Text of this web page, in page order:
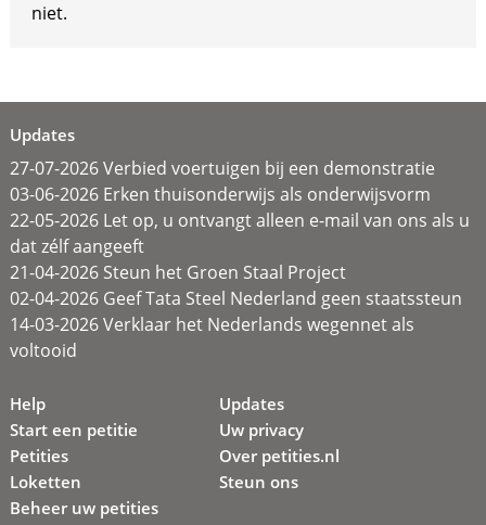
niet.
Updates
27-07-2026 Verbied voertuigen bij een demonstratie
03-06-2026 Erken thuisonderwijs als onderwijsvorm
22-05-2026 Let op, u ontvangt alleen e-mail van ons als u
dat zélf aangeeft
21-04-2026 Steun het Groen Staal Project
02-04-2026 Geef Tata Steel Nederland geen staatssteun
14-03-2026 Verklaar het Nederlands wegennet als
voltooid
Help
Start een petitie
Petities
Loketten
Beheer uw petities
Updates
Uw privacy
Over petities.nl
Steun ons